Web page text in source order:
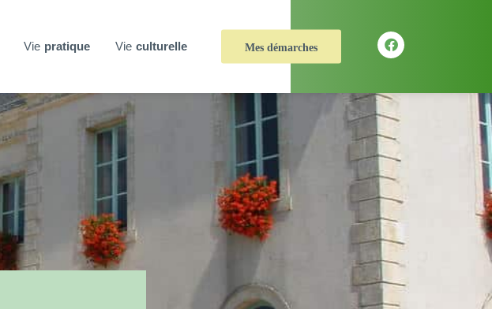
Vie pratique Vie culturelle Mes démarches